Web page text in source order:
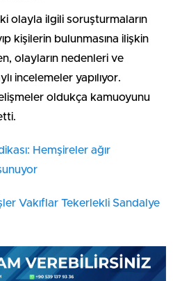
olayla ilgili soruşturmaların
kişilerin bulunmasına ilişkin
olayların nedenleri ve
incelemeler yapılıyor.
oldukça kamuoyunu
Hemşireler ağır
Vakıflar Tekerlekli Sandalye